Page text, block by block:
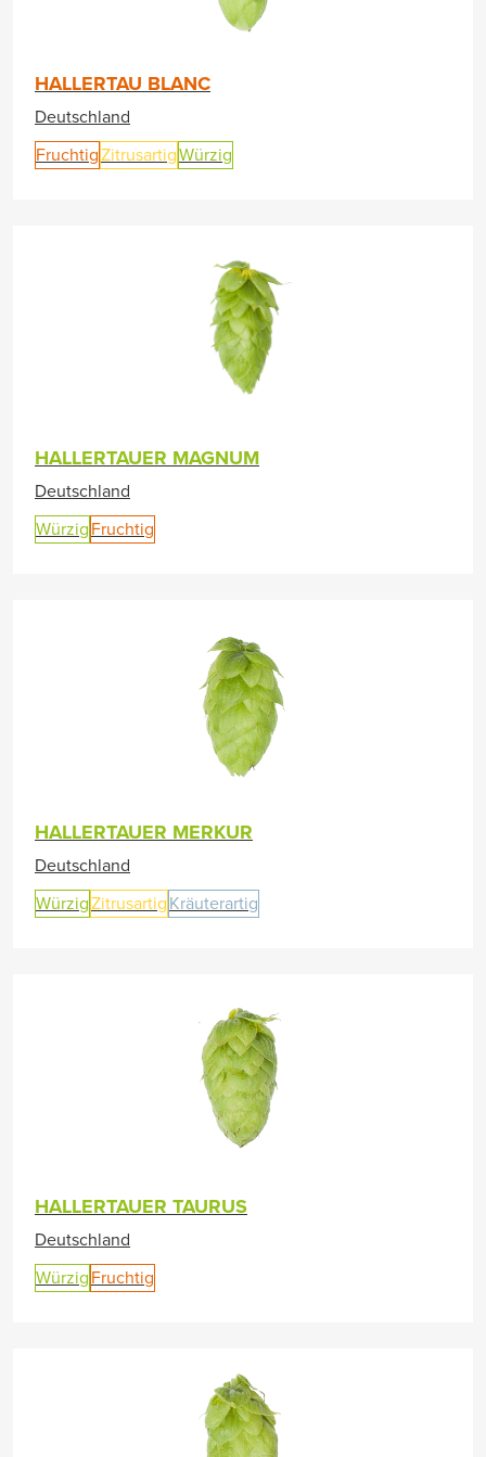
HALLERTAU BLANC
Deutschland
FruchtigZitrusartigWürzig
HALLERTAUER MAGNUM
Deutschland
Würzig Fruchtig
HALLERTAUER MERKUR
Deutschland
WürzigZitrusartig Kräuterartig
HALLERTAUER TAURUS
Deutschland
Würzig Fruchtig